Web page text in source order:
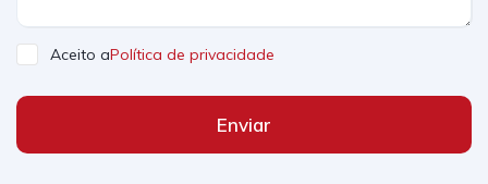
Aceito aPolítica de privacidade
Enviar